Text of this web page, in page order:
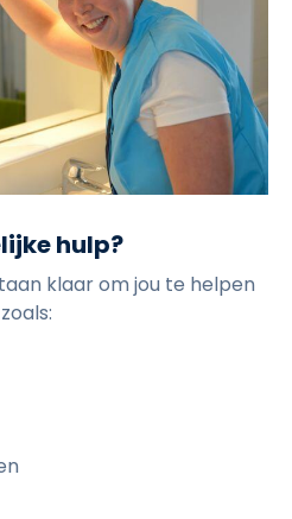
e
w
hulp?
klaar om jou te helpen